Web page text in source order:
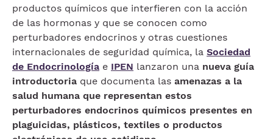
productos químicos que interfieren con la acción
de las hormonas y que se conocen como
perturbadores endocrinos y otras cuestiones
internacionales de seguridad química, la Sociedad
de Endocrinología e IPEN lanzaron una nueva guía
introductoria que documenta las amenazas a la
salud humana que representan estos
perturbadores endocrinos químicos presentes en
plaguicidas, plásticos, textiles o productos